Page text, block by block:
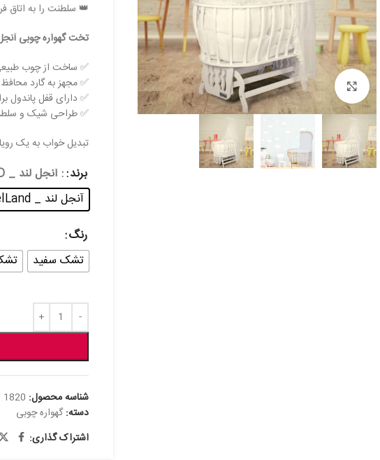
بزرگنمایی تصویر
👑 سلطنت را به اتاق
تخت گهواره چوبی آنجل
✅ ساخت از چوب
✅ مجهز به گارد
✅ دارای قفل پاندول
✅ طراحی شیک و
تبدیل خواب به یک
برند : آنجل لند _ ANGELLAND
آنجل لند _ AngelLand
رنگ
تشک سفید
شناسه محصول: 1820
دسته:گهواره چوبی
اشتراک گذاری: